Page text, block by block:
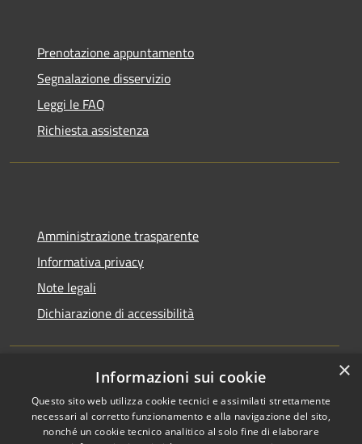
Prenotazione appuntamento
Segnalazione disservizio
Leggi le FAQ
Richiesta assistenza
Amministrazione trasparente
Informativa privacy
Note legali
Dichiarazione di accessibilità
RSS
Accessibilità
Privacy
Copyright © 2026 • Comune di
Bagnara Calabra • Powered by
Municipium•Accesso
×
Informazioni sui cookie
Questo sito web utilizza cookie tecnici e assimilati strettamente
necessari al corretto funzionamento e alla navigazione del sito,
nonché un cookie tecnico analitico al solo fine di elaborare